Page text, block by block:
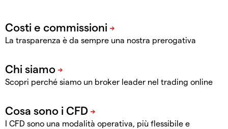
La trasparenza è da sempre una nostra prerogativa
Scopri perché siamo un broker leader nel trading online
I CFD sono una modalità operativa, più flessibile e